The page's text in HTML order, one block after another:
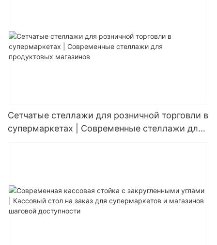
Сетчатые стеллажи для розничной торговли в
супермаркетах | Современные стеллажи для
продуктовых магазинов